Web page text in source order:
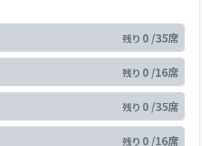
残り 0 /35席
残り 0 /16席
残り 0 /35席
残り 0 /16席